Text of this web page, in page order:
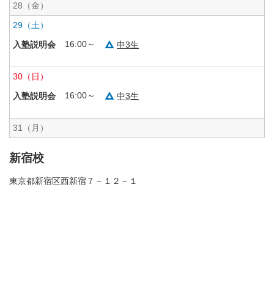
28 （金）
29 （土）
入塾説明会
16:00～ 中3生
30 （日）
入塾説明会
16:00～ 中3生
31 （月）
新宿校
東京都新宿区西新宿７－１２－１